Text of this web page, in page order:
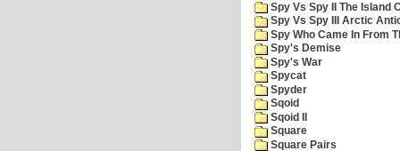
Spy Vs Spy II The Island
Spy Vs Spy III Arctic
Spy Who Came In From
Spy's Demise
Spy's War
Spycat
Spyder
Sqoid
Sqoid II
Square
Square Pairs